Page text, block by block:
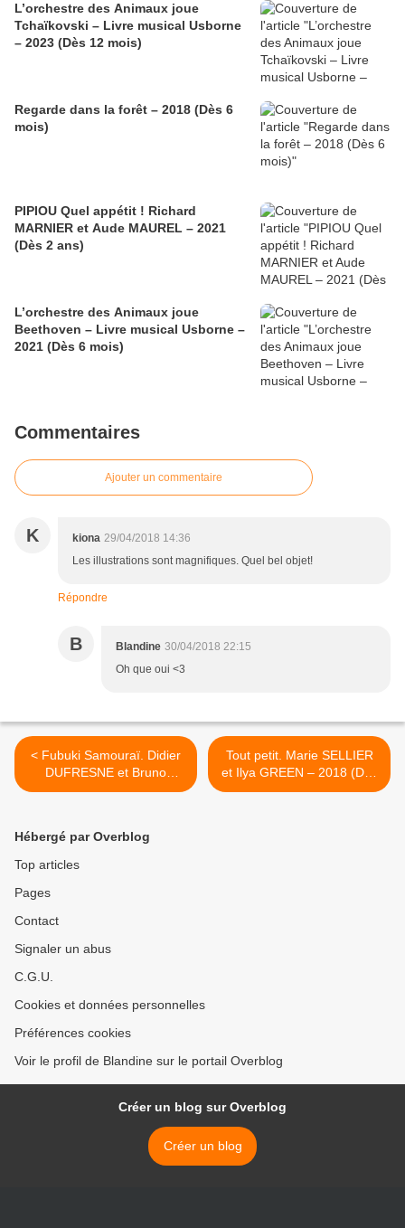
L’orchestre des Animaux joue
Tchaïkovski – Livre musical Usborne
– 2023 (Dès 12 mois)
Regarde dans la forêt – 2018 (Dès 6
mois)
PIPIOU Quel appétit ! Richard
MARNIER et Aude MAUREL – 2021
(Dès 2 ans)
L’orchestre des Animaux joue
Beethoven – Livre musical Usborne –
2021 (Dès 6 mois)
Commentaires
Ajouter un commentaire
K kiona 29/04/2018 14:36
Les illustrations sont magnifiques. Quel bel objet!
Répondre
B Blandine 30/04/2018 22:15
Oh que oui <3
< Fubuki Samouraï. Didier
DUFRESNE et Bruno
PILORGET – 2017 (Dès 6
Tout petit. Marie SELLIER
et Ilya GREEN – 2018 (Dès
la naissance) >
Hébergé par Overblog
Top articles
Pages
Contact
Signaler un abus
C.G.U.
Cookies et données personnelles
Préférences cookies
Voir le profil de Blandine sur le portail Overblog
Créer un blog sur Overblog
Créer un blog